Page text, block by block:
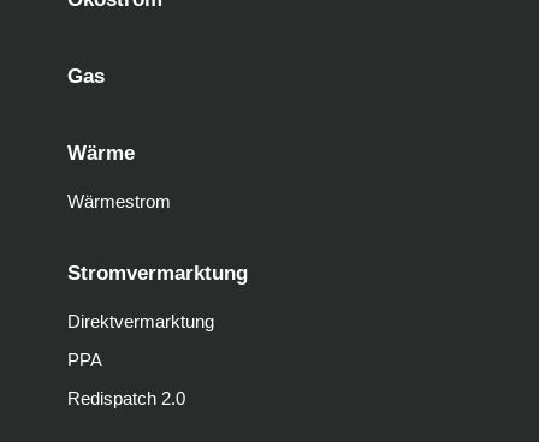
Gas
Wärme
Wärmestrom
Stromvermarktung
Direktvermarktung
PPA
Redispatch 2.0